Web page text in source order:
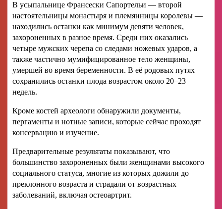
В усыпальнице Франсески Сапортельи — второй
настоятельницы монастыря и племянницы королевы —
находились останки как минимум девяти человек,
захороненных в разное время. Среди них оказались
четыре мужских черепа со следами ножевых ударов, а
также частично мумифицированное тело женщины,
умершей во время беременности. В её родовых путях
сохранились останки плода возрастом около 20–23
недель.
Кроме костей археологи обнаружили документы,
пергаменты и нотные записи, которые сейчас проходят
консервацию и изучение.
Предварительные результаты показывают, что
большинство захороненных были женщинами высокого
социального статуса, многие из которых дожили до
преклонного возраста и страдали от возрастных
заболеваний, включая остеоартрит.